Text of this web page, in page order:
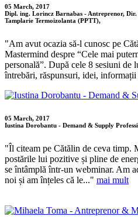
05 March, 2017
Dipl. ing. Lorincz Barnabas - Antreprenor,
Tamplarie Termoizolanta (PPTT),
"Am avut ocazia să-l cunosc pe
Mastermind despre “Cele mai
personală”. După cele 8 sesiuni de
întrebări, răspunsuri, idei,
05 March, 2017
Iustina Dorobantu - Demand & Supply
"Îl citeam pe Cătălin de ceva timp.
postările lui pozitive și pline de
se întâmplă într-un webminar. Am
noi și am înțeles că le..." mai mult